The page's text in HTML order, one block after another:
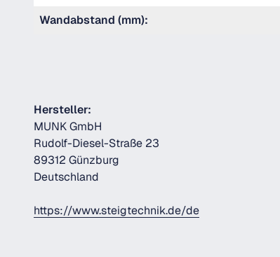
Wandabstand (mm):
Hersteller:
MUNK GmbH
Rudolf-Diesel-Straße 23
89312 Günzburg
Deutschland
https://www.steigtechnik.de/de